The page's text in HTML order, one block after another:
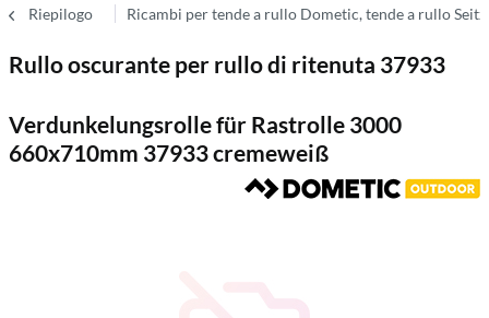
Riepilogo Ricambi per tende a rullo Dometic, tende a rullo Seitz
Rullo oscurante per rullo di ritenuta 37933
Verdunkelungsrolle für Rastrolle 3000
660x710mm 37933 cremeweiß